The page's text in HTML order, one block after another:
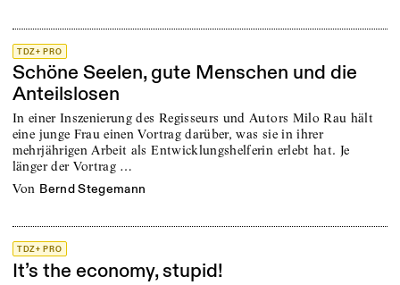
TDZ+ PRO
Schöne Seelen, gute Menschen und die
Anteilslosen
In einer Inszenierung des Regisseurs und Autors Milo Rau hält
eine junge Frau einen Vortrag darüber, was sie in ihrer
mehrjährigen Arbeit als Entwicklungshelferin erlebt hat. Je
länger der Vortrag …
von Bernd Stegemann
TDZ+ PRO
It’s the economy, stupid!